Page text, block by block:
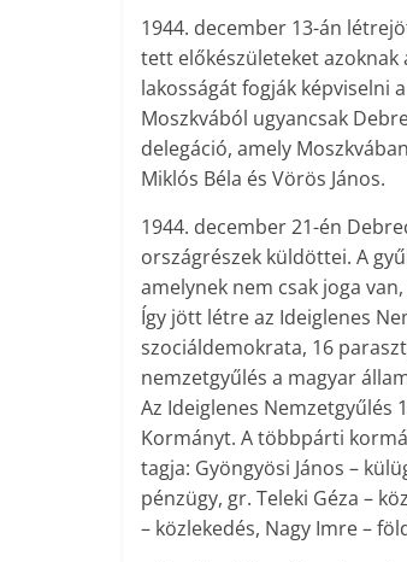
1944. december 13-án
tett előkészületeket azoknak
lakosságát fogják képviselni
Moszkvából ugyancsak
delegáció, amely
Miklós Béla és Vörös János.
1944. december 21-én
országrészek küldöttei. A
amelynek nem csak joga
Így jött létre az Ideiglenes
szociáldemokrata, 16
nemzetgyűlés a magyar
Az Ideiglenes Nemzetgyűlés
Kormányt. A többpárti
tagja: Gyöngyösi János –
pénzügy, gr. Teleki Géza –
– közlekedés, Nagy Imre –